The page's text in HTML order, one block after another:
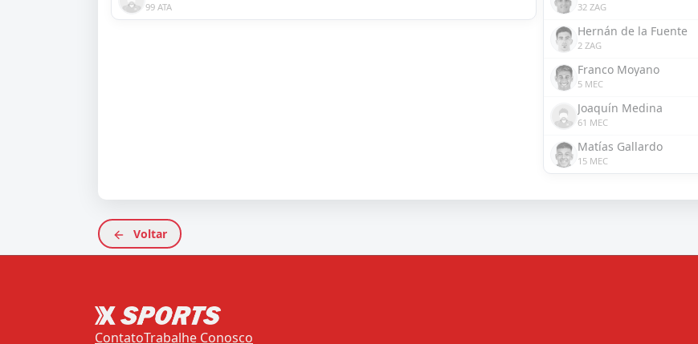
99 ATA 32 ZAG
Hernán de la Fuente
2 ZAG
Franco Moyano
5 MEC
Joaquín Medina
61 MEC
Matías Gallardo
15 MEC
Voltar
ContatoTrabalhe Conosco